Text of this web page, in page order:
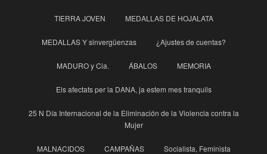
TIERRA JOVEN MEDALLAS DE HOJALATA
MEDALLAS Y sinvergüenzas ¿Ajustes de cuentas?
MADURO y Cia. ÁBALOS MEMORIA
Els afectats per la DANA, ja estem mes tranquils
25 N Día Internacional de la Eliminación de la Violencia contra la
Mujer
MALNACIDOS CAMPAÑAS Socialista, Feminista